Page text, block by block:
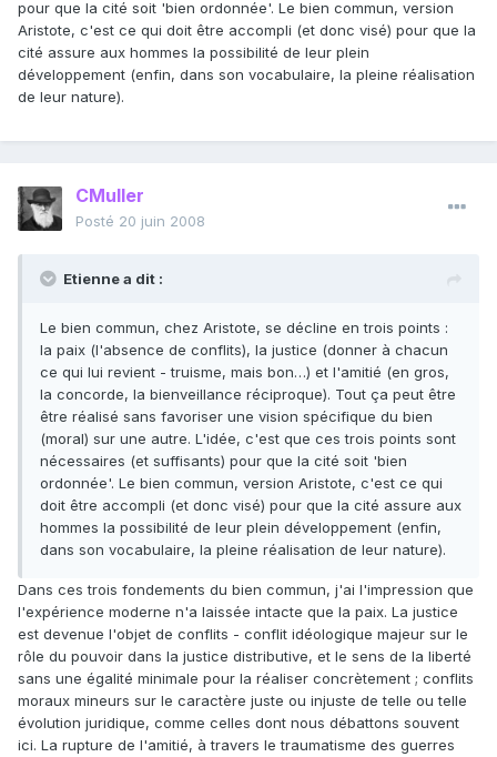
pour que la cité soit 'bien ordonnée'. Le bien commun, version
Aristote, c'est ce qui doit être accompli (et donc visé) pour que la
cité assure aux hommes la possibilité de leur plein
développement (enfin, dans son vocabulaire, la pleine réalisation
de leur nature).
CMuller
Posté 20 juin 2008
Etienne a dit :
Le bien commun, chez Aristote, se décline en trois points :
la paix (l'absence de conflits), la justice (donner à chacun
ce qui lui revient - truisme, mais bon…) et l'amitié (en gros,
la concorde, la bienveillance réciproque). Tout ça peut être
être réalisé sans favoriser une vision spécifique du bien
(moral) sur une autre. L'idée, c'est que ces trois points sont
nécessaires (et suffisants) pour que la cité soit 'bien
ordonnée'. Le bien commun, version Aristote, c'est ce qui
doit être accompli (et donc visé) pour que la cité assure aux
hommes la possibilité de leur plein développement (enfin,
dans son vocabulaire, la pleine réalisation de leur nature).
Dans ces trois fondements du bien commun, j'ai l'impression que
l'expérience moderne n'a laissée intacte que la paix. La justice
est devenue l'objet de conflits - conflit idéologique majeur sur le
rôle du pouvoir dans la justice distributive, et le sens de la liberté
sans une égalité minimale pour la réaliser concrètement ; conflits
moraux mineurs sur le caractère juste ou injuste de telle ou telle
évolution juridique, comme celles dont nous débattons souvent
ici. La rupture de l'amitié, à travers le traumatisme des guerres